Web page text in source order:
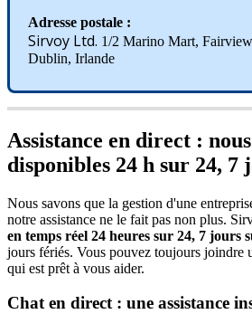
Adresse postale :
Sirvoy Ltd. 1/2 Marino Mart, Fairview
Dublin, Irlande
Assistance en direct : nous
disponibles 24 h sur 24, 7
Nous savons que la gestion d'une
notre assistance ne le fait pas non plus.
en temps réel 24 heures sur 24, 7 jours
jours fériés. Vous pouvez toujours joindre
qui est prêt à vous aider.
Chat en direct : une assistance